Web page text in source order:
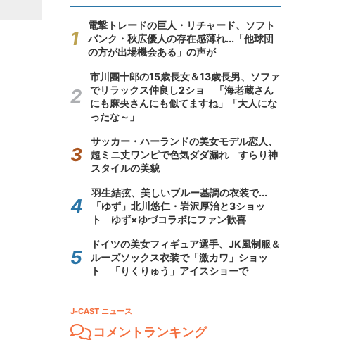
電撃トレードの巨人・リチャード、ソフト
バンク・秋広優人の存在感薄れ...「他球団
の方が出場機会ある」の声が
市川團十郎の15歳長女＆13歳長男、ソファ
でリラックス仲良し2ショ 「海老蔵さん
にも麻央さんにも似てますね」「大人にな
ったな～」
サッカー・ハーランドの美女モデル恋人、
超ミニ丈ワンピで色気ダダ漏れ すらり神
スタイルの美貌
羽生結弦、美しいブルー基調の衣装で...
「ゆず」北川悠仁・岩沢厚治と3ショッ
ト ゆず×ゆづコラボにファン歓喜
ドイツの美女フィギュア選手、JK風制服＆
ルーズソックス衣装で「激カワ」ショッ
ト 「りくりゅう」アイスショーで
J-CAST ニュース
コメントランキング